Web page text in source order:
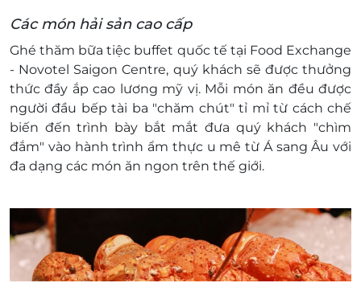
Các món hải sản cao cấp
Ghé thăm bữa tiệc buffet quốc tế tại Food Exchange
- Novotel Saigon Centre, quý khách sẽ được thưởng
thức đầy ắp cao lương mỹ vị. Mỗi món ăn đều được
người đầu bếp tài ba "chăm chút" tỉ mỉ từ cách chế
biến đến trình bày bắt mắt đưa quý khách "chìm
đắm" vào hành trình ẩm thực u mê từ Á sang Âu với
đa dạng các món ăn ngon trên thế giới.